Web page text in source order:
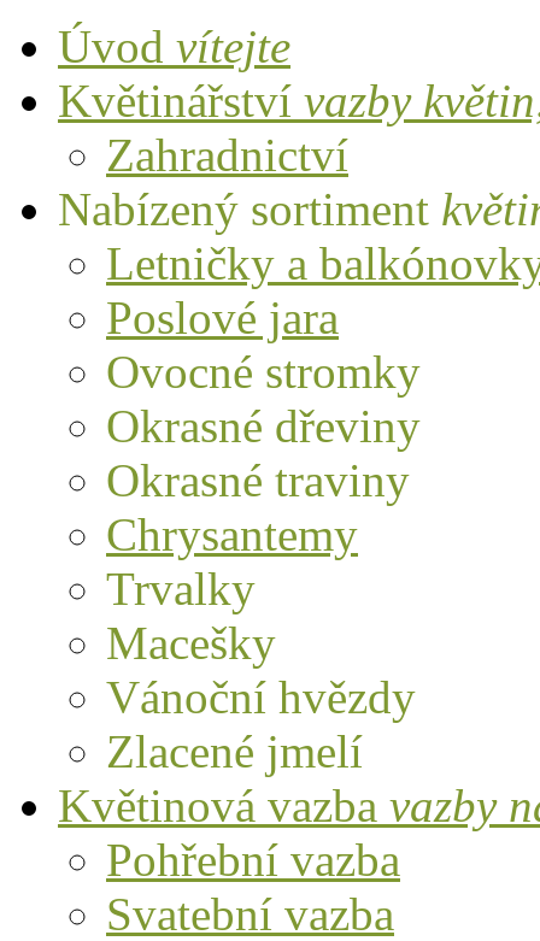
Úvod vítejte
Květinářství vazby
Zahradnictví
Nabízený sortiment
Letničky a
Poslové jara
Ovocné stromky
Okrasné dřeviny
Okrasné traviny
Chrysantemy
Trvalky
Macešky
Vánoční hvězdy
Zlacené jmelí
Květinová vazba vazby
Pohřební vazba
Svatební vazba